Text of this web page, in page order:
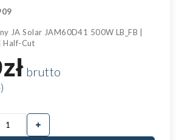
JA Solar JAM60D41 500W LB_FB |
Half-Cut
brutto